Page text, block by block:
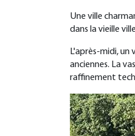
Une ville
dans la vieille
L'après-midi,
anciennes. La
raffinement